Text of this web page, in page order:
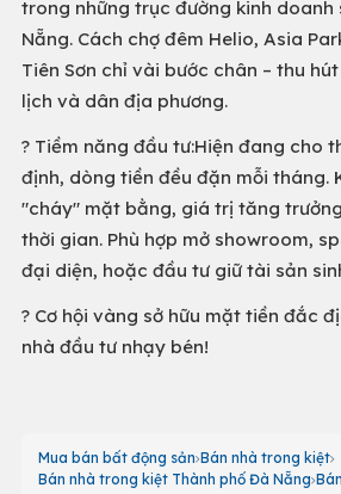
trong những trục đường kinh
Nẵng. Cách chợ đêm Helio, Asia
Tiên Sơn chỉ vài bước chân – thu
lịch và dân địa phương.
? Tiềm năng đầu tư:Hiện đang cho
định, dòng tiền đều đặn mỗi tháng.
"cháy" mặt bằng, giá trị tăng
thời gian. Phù hợp mở showroom,
đại diện, hoặc đầu tư giữ tài sản
? Cơ hội vàng sở hữu mặt tiền đắc
nhà đầu tư nhạy bén!
Mua bán bất động sản Bán nhà trong kiệt
Bán nhà trong kiệt Thành phố Đà Nẵng